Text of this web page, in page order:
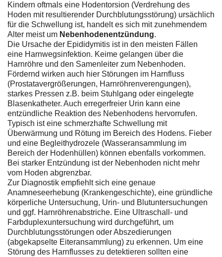
Kindern oftmals eine Hodentorsion (Verdrehung des
Hoden mit resultierender Durchblutungsstörung) ursächlich
für die Schwellung ist, handelt es sich mit zunehmendem
Alter meist um Nebenhodenentzündung.
Die Ursache der Epididymitis ist in den meisten Fällen
eine Harnwegsinfektion. Keime gelangen über die
Harnröhre und den Samenleiter zum Nebenhoden.
Fördernd wirken auch hier Störungen im Harnfluss
(Prostatavergrößerungen, Harnröhrenverengungen),
starkes Pressen z.B. beim Stuhlgang oder eingelegte
Blasenkatheter. Auch erregerfreier Urin kann eine
entzündliche Reaktion des Nebenhodens hervorrufen.
Typisch ist eine schmerzhafte Schwellung mit
Überwärmung und Rötung im Bereich des Hodens. Fieber
und eine Begleithydrozele (Wasseransammlung im
Bereich der Hodenhüllen) können ebenfalls vorkommen.
Bei starker Entzündung ist der Nebenhoden nicht mehr
vom Hoden abgrenzbar.
Zur Diagnostik empfiehlt sich eine genaue
Anamneseerhebung (Krankengeschichte), eine gründliche
körperliche Untersuchung, Urin- und Blutuntersuchungen
und ggf. Harnröhrenabstriche. Eine Ultraschall- und
Farbduplexuntersuchung wird durchgeführt, um
Durchblutungsstörungen oder Abszedierungen
(abgekapselte Eiteransammlung) zu erkennen. Um eine
Störung des Harnflusses zu detektieren sollten eine